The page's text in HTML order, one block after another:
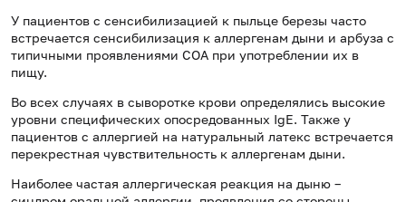
У пациентов с сенсибилизацией к пыльце березы часто
встречается сенсибилизация к аллергенам дыни и арбуза с
типичными проявлениями СОА при употреблении их в
пищу.
Во всех случаях в сыворотке крови определялись высокие
уровни специфических опосредованных IgE. Также у
пациентов с аллергией на натуральный латекс встречается
перекрестная чувствительность к аллергенам дыни.
Наиболее частая аллергическая реакция на дыню –